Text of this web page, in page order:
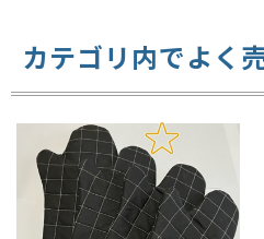
カテゴリ内でよく